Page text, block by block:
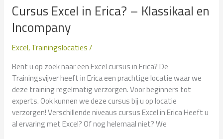
Cursus Excel in Erica? – Klassikaal en
Incompany
Excel,Trainingslocaties/
Bent u op zoek naar een Excel cursus in Erica? De
Trainingsvijver heeft in Erica een prachtige locatie waar we
deze training regelmatig verzorgen. Voor beginners tot
experts. Ook kunnen we deze cursus bij u op locatie
verzorgen! Verschillende niveaus cursus Excel in Erica Heeft u
al ervaring met Excel? Of nog helemaal niet? We